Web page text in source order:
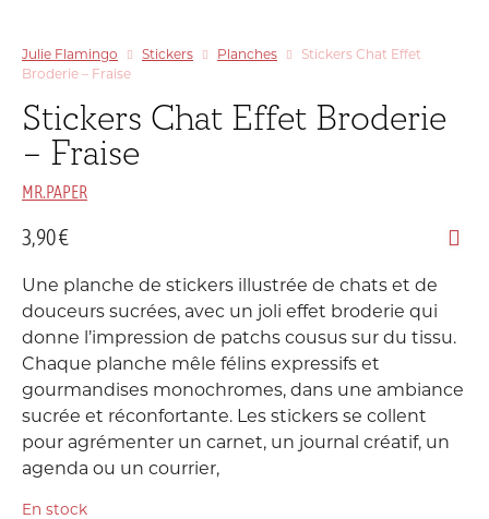
Julie Flamingo Stickers Planches
Stickers Chat Effet
Broderie – Fraise
Stickers Chat Effet Broderie
– Fraise
MR.PAPER
3,90€
Une planche de stickers illustrée de chats et de
douceurs sucrées, avec un joli effet broderie qui
donne l’impression de patchs cousus sur du tissu.
Chaque planche mêle félins expressifs et
gourmandises monochromes, dans une ambiance
sucrée et réconfortante. Les stickers se collent
pour agrémenter un carnet, un journal créatif, un
agenda ou un courrier,
En stock